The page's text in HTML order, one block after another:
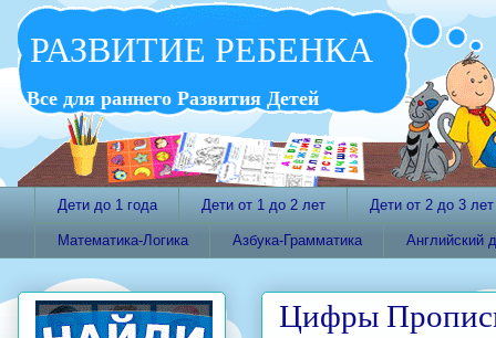
РАЗВИТИЕ РЕБЕНКА
Все для раннего Развития Детей
Дети до 1 года Дети от 1 до 2 лет Дети от 2 до 3 лет
Математика-Логика Азбука-Грамматика Английский
Цифры